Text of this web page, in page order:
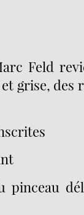
Feld
grise, des